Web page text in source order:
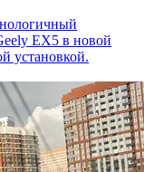
EX5 в новой
установкой.